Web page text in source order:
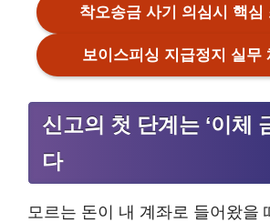
착오송금 사기 의심시 핵
보이스피싱 지급정지 실
신고의 첫 단계는 ‘이체
다
모르는 돈이 내 계좌로 들어왔을